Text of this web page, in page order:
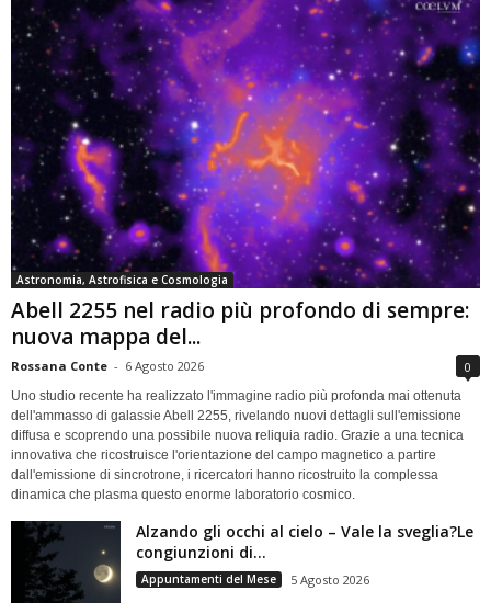
Astronomia, Astrofisica e Cosmologia
Abell 2255 nel radio più profondo di sempre:
nuova mappa del...
Rossana Conte - 6 Agosto 2026 0
Uno studio recente ha realizzato l'immagine radio più profonda mai ottenuta
dell'ammasso di galassie Abell 2255, rivelando nuovi dettagli sull'emissione
diffusa e scoprendo una possibile nuova reliquia radio. Grazie a una tecnica
innovativa che ricostruisce l'orientazione del campo magnetico a partire
dall'emissione di sincrotrone, i ricercatori hanno ricostruito la complessa
dinamica che plasma questo enorme laboratorio cosmico.
Alzando gli occhi al cielo – Vale la sveglia?Le
congiunzioni di...
Appuntamenti del Mese 5 Agosto 2026